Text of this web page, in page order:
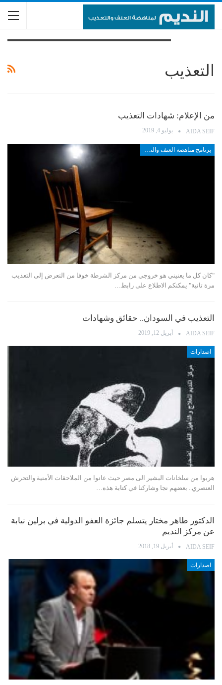
التعذيب
من الإعلام: شهادات التعذيب
AIDA SEIF يوليو 4, 2019
"كان كل ما يعنيني هو خروجي من مركز الشرطة خوفا من التعرض إلى التعذيب
مرة تانية" يمكنكم الاطلاع على رابط…
التعذيب في السودان.. حقائق وشهادات
AIDA SEIF أبريل 12, 2019
اصدارات
هربوا من سلخانات البشير الى مصر حيث عانوا من الملاحقات الأمنية والتحرش
العنصري.. بعضهم نجا وشاركنا في كتابة هذه…
الدكتور طاهر مختار يتسلم جائزة العفو الدولية في برلين نيابة
عن مركز النديم
AIDA SEIF أبريل 19, 2018
اصدارات